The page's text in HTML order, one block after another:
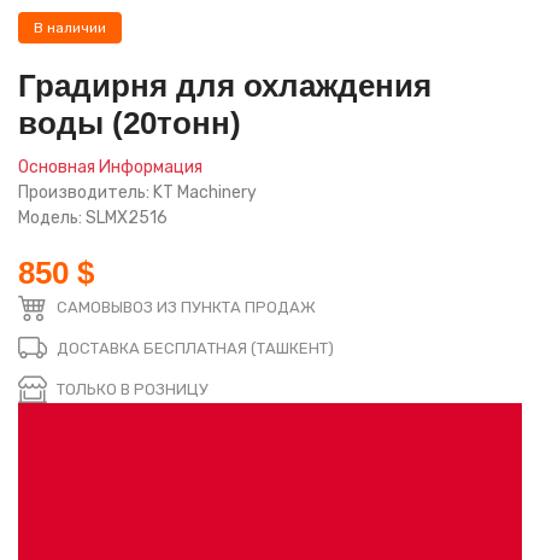
В наличии
Градирня для охлаждения
воды (20тонн)
Основная Информация
Производитель: KT Machinery
Модель: SLMX2516
850 $
САМОВЫВОЗ ИЗ ПУНКТА ПРОДАЖ
ДОСТАВКА БЕСПЛАТНАЯ (ТАШКЕНТ)
ТОЛЬКО В РОЗНИЦУ